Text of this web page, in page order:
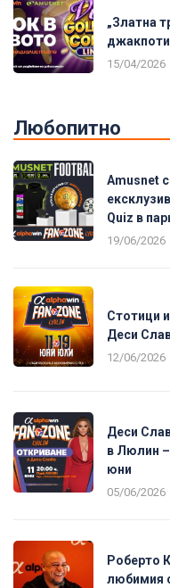
„Златна
15/04/2026
Любопитно
Amusnet
Quiz в
19/06/2026
Стотици
Деси
12/06/2026
Деси
в Люлин –
юни
05/06/2026
Роберто
любимия